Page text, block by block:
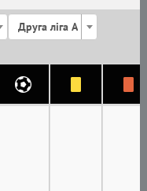
Друга ліга А